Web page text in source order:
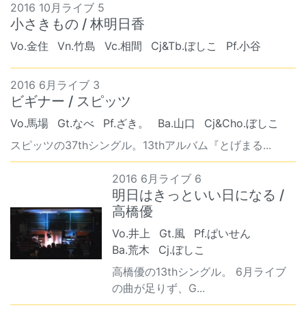
2016 10月ライブ 5
小さきもの / 林明日香
Vo.金住 Vn.竹島 Vc.相間 Cj&Tb.ぼしこ Pf.小谷
2016 6月ライブ 3
ビギナー / スピッツ
Vo.馬場 Gt.なべ Pf.ざき。 Ba.山口
Cj&Cho.ぼしこ
スピッツの37thシングル。13thアルバム『とげまる...
2016 6月ライブ 6
明日はきっといい日になる /
高橋優
Vo.井上 Gt.風
Pf.ぱいせん
Ba.荒木
Cj.ぼしこ
高橋優の13thシングル。 6月ライブ
の曲が足りず、G...